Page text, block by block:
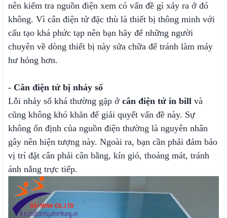
nên kiểm tra nguồn điện xem có vấn đề gì xảy ra ở đó
không. Vì cân điện tử đặc thù là thiết bị thông minh với
cấu tạo khá phức tạp nên bạn hãy để những người
chuyên về dòng thiết bị này sửa chữa để tránh làm máy
hư hỏng hơn.
- Cân điện tử bị nhảy số
Lỗi nhảy số khá thường gặp ở cân điện tử in bill và
cũng không khó khăn để giải quyết vấn đề này. Sự
không ổn định của nguồn điện thường là nguyên nhân
gây nên hiện tượng này. Ngoài ra, bạn cần phải đảm bảo
vị trí đặt cân phải cân bằng, kín gió, thoáng mát, tránh
ánh nắng trực tiếp.